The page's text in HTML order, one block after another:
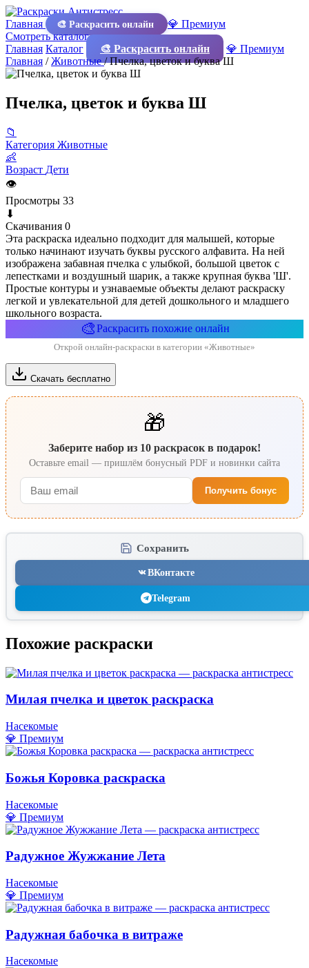
Главная 🎨 Раскрасить онлайн
💎 Премиум
Смотреть каталог
Главная Каталог 🎨 Раскрасить онлайн
💎 Премиум
Главная /Животные/Пчелка, цветок и буква Ш
Пчелка, цветок и буква Ш
📁
Категория Животные
👶
Возраст Дети
👁
Просмотры 33
⬇
Скачивания 0
Эта раскраска идеально подходит для малышей, которые
только начинают изучать буквы русского алфавита. На ней
изображена забавная пчелка с улыбкой, большой цветок с
лепестками и воздушный шарик, а также крупная буква 'Ш'.
Простые контуры и узнаваемые объекты делают раскраску
легкой и увлекательной для детей дошкольного и младшего
школьного возраста.
🎨Раскрасить похожие онлайн
Открой онлайн-раскраски в категории «Животные»
Скачать бесплатно
🎁
Заберите набор из 10 раскрасок в подарок!
Оставьте email — пришлём бонусный PDF и новинки сайта
Получить бонус
Сохранить
ВКонтакте
Telegram
Похожие раскраски
Милая пчелка и цветок раскраска
Насекомые
💎 Премиум
Божья Коровка раскраска
Насекомые
💎 Премиум
Радужное Жужжание Лета
Насекомые
💎 Премиум
Радужная бабочка в витраже
Насекомые